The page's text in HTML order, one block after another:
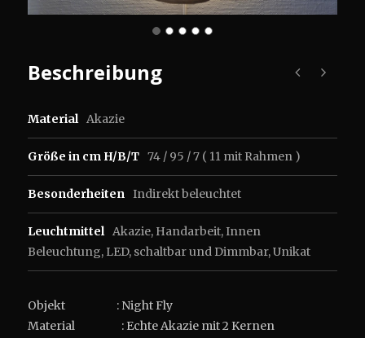
Beschreibung
Material Akazie
Größe in cm H/B/T 74 / 95 / 7 ( 11 mit Rahmen )
Besonderheiten Indirekt beleuchtet
Leuchtmittel Akazie, Handarbeit,Innen
Beleuchtung, LED, schaltbar und Dimmbar,Unikat
Objekt : Night Fly
Material : Echte Akazie mit 2 Kernen